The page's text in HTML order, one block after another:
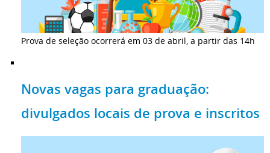
Prova de seleção ocorrerá em 03 de abril, a partir das 14h
Novas vagas para graduação:
divulgados locais de prova e inscritos